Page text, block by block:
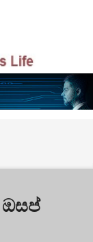
ඔසප්